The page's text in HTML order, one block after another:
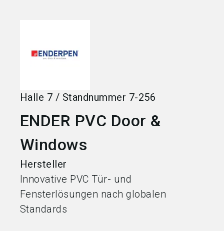
Halle 7 / Standnummer 7-256
ENDER PVC Door &
Windows
Hersteller
Innovative PVC Tür- und
Fensterlösungen nach globalen
Standards